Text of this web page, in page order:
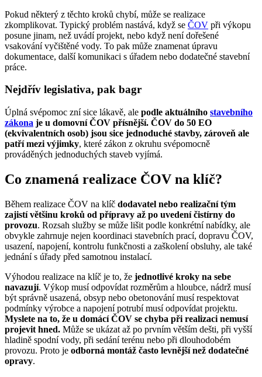
Pokud některý z těchto kroků chybí, může se realizace
zkomplikovat. Typický problém nastává, když se ČOV při výkopu
posune jinam, než uvádí projekt, nebo když není dořešené
vsakování vyčištěné vody. To pak může znamenat úpravu
dokumentace, další komunikaci s úřadem nebo dodatečné stavební
práce.
Nejdřív legislativa, pak bagr
Úplná svépomoc zní sice lákavě, ale podle aktuálního stavebního
zákona je u domovní ČOV přísnější. ČOV do 50 EO
(ekvivalentních osob) jsou sice jednoduché stavby, zároveň ale
patří mezi výjimky, které zákon z okruhu svépomocně
prováděných jednoduchých staveb vyjímá.
Co znamená realizace ČOV na klíč?
Během realizace ČOV na klíč dodavatel nebo realizační tým
zajistí většinu kroků od přípravy až po uvedení čistírny do
provozu. Rozsah služby se může lišit podle konkrétní nabídky, ale
obvykle zahrnuje nejen koordinaci stavebních prací, dopravu ČOV,
usazení, napojení, kontrolu funkčnosti a zaškolení obsluhy, ale také
jednání s úřady před samotnou instalací.
Výhodou realizace na klíč je to, že jednotlivé kroky na sebe
navazují. Výkop musí odpovídat rozměrům a hloubce, nádrž musí
být správně usazená, obsyp nebo obetonování musí respektovat
podmínky výrobce a napojení potrubí musí odpovídat projektu.
Myslete na to, že u domácí ČOV se chyba při realizaci nemusí
projevit hned. Může se ukázat až po prvním větším dešti, při vyšší
hladině spodní vody, při sedání terénu nebo při dlouhodobém
provozu. Proto je odborná montáž často levnější než dodatečné
opravy.